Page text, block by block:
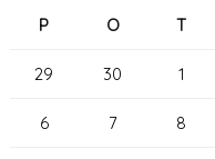
P O T
29 30 1
6 7 8